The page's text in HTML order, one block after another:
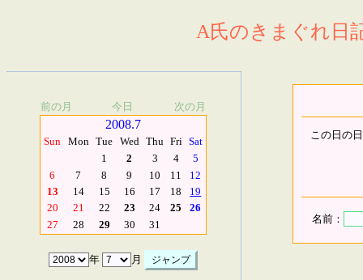
A氏のきまぐれ日
前の月 今日 次の月
2008.7
Sun Mon Tue Wed Thu Fri Sat
1
2 3 4
5
6
7 8 9 10 11
12
13
14 15 16 17 18
19
20
21 22 23 24 25
26
27
28 29 30 31
年 月
この日の
名前：